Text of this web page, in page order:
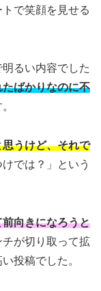
で笑顔を見せる
るい内容でした
ばかりなのに不
うけど、それで
では？」という
向きになろうと
が切り取って拡
投稿でした。